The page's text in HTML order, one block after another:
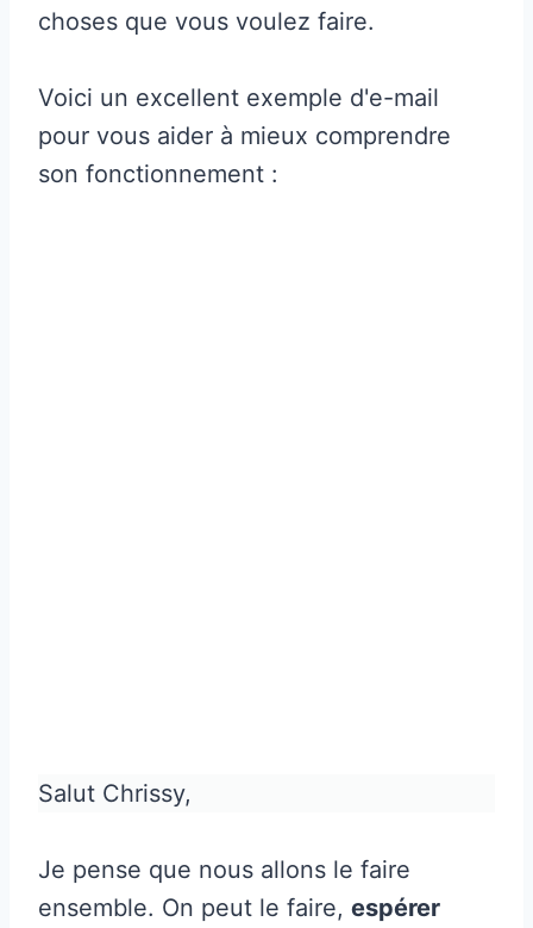
choses que vous voulez faire.
Voici un excellent exemple d'e-mail
pour vous aider à mieux comprendre
son fonctionnement :
Salut Chrissy,
Je pense que nous allons le faire
ensemble. On peut le faire, espérer